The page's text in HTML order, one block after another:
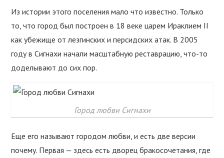
Из истории этого поселения мало что известно. Только
то, что город был построен в 18 веке царем Ираклием II
как убежище от лезгинских и персидских атак. В 2005
году в Сигнахи начали масштабную реставрацию, что-то
доделывают до сих пор.
Город любви Сигнахи
Еще его называют городом любви, и есть две версии
почему. Первая — здесь есть дворец бракосочетания, где